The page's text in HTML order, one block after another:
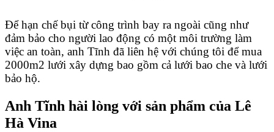
Để hạn chế bụi từ công trình bay ra ngoài cũng như
đảm bảo cho người lao động có một môi trường làm
việc an toàn, anh Tĩnh đã liên hệ với chúng tôi để mua
2000m2 lưới xây dựng bao gồm cả lưới bao che và lưới
bảo hộ.
Anh Tĩnh hài lòng với sản phẩm của Lê
Hà Vina